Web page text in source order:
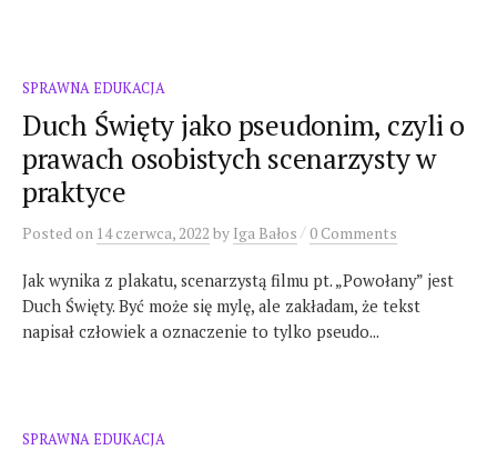
SPRAWNA EDUKACJA
Duch Święty jako pseudonim, czyli o
prawach osobistych scenarzysty w
praktyce
Posted on 14 czerwca, 2022 by Iga Bałos /0 Comments
Jak wynika z plakatu, scenarzystą filmu pt. „Powołany” jest
Duch Święty. Być może się mylę, ale zakładam, że tekst
napisał człowiek a oznaczenie to tylko pseudo...
SPRAWNA EDUKACJA